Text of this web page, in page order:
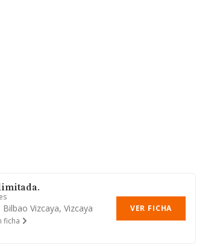
Vizcaya, Vizcaya
ficha
VER FICHA